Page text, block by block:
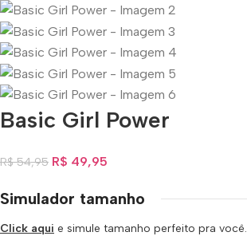
Basic Girl Power
R$54,95 R$ 49,95
Simulador tamanho
Click aqui e simule tamanho perfeito pra você.